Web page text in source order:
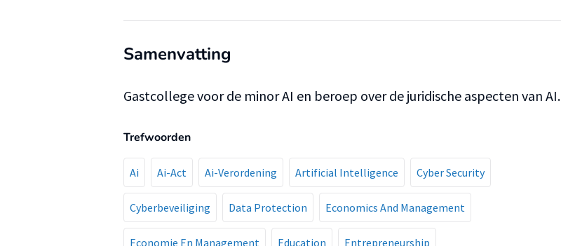
Samenvatting
Gastcollege voor de minor AI en beroep over de juridische aspecten van AI.
Trefwoorden
Ai Ai-Act Ai-Verordening Artificial Intelligence Cyber Security
Cyberbeveiliging Data Protection Economics And Management
Economie En Management Education Entrepreneurship